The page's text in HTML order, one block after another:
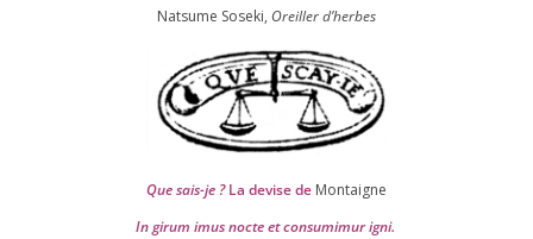
Natsume Soseki, Oreiller d’herbes
Que sais-je ?La devise de Montaigne
In girum imus nocte et consu­mi­mur igni.